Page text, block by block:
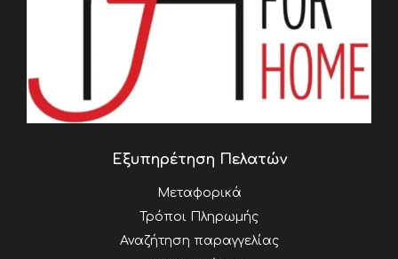
Εξυπηρέτηση Πελατών
Μεταφορικά
Τρόποι Πληρωμής
Αναζήτηση παραγγελίας